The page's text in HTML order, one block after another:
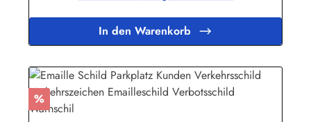
Hamburginfo@buddel.de
In den Warenkorb
Rabatt
%